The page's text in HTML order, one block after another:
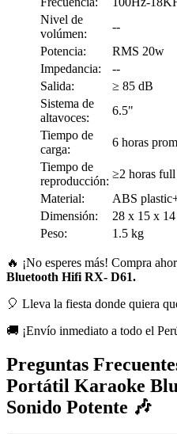
Nivel de
volúmen:
--
Potencia:
RMS 20w
Impedancia:
--
Salida:
≥ 85 dB
Sistema de
altavoces:
6.5"
Tiempo de
carga:
6 horas
Tiempo de
reproducción:
≥2 horas full
Material:
ABS
Dimensión:
28 x 15 x
Peso:
1.5 kg
🔥 ​¡No esperes más! Compra
Bluetooth Hifi RX- D61.
🎈 Lleva la fiesta donde quiera
🚚 ¡Envío inmediato a todo el
Preguntas
Portátil Karaoke
Sonido Potente 🎶